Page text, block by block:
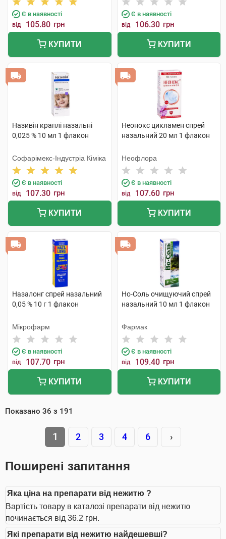
Є в наявності
від 105.80 грн
КУПИТИ
Є в наявності
від 106.30 грн
КУПИТИ
Називін краплі назальні
0,025 % 10 мл 1 флакон
Софарімекс-Індустріа Кіміка
Є в наявності
від 107.30 грн
КУПИТИ
Неонокс цикламен спрей
назальний 20 мл 1 флакон
Неофлора
Є в наявності
від 107.60 грн
КУПИТИ
Назалонг спрей назальний
0,05 % 10 г 1 флакон
Мікрофарм
Є в наявності
від 107.70 грн
КУПИТИ
Но-Соль очищуючий спрей
назальний 10 мл 1 флакон
Фармак
Є в наявності
від 109.40 грн
КУПИТИ
Показано 36 з 191
1 2 3 4 6 ›
Поширені запитання
Яка ціна на препарати від нежитю ?
Вартість товару в каталозі препарати від нежитю
починається від 36.2 грн.
Які препарати від нежитю найдешевші?